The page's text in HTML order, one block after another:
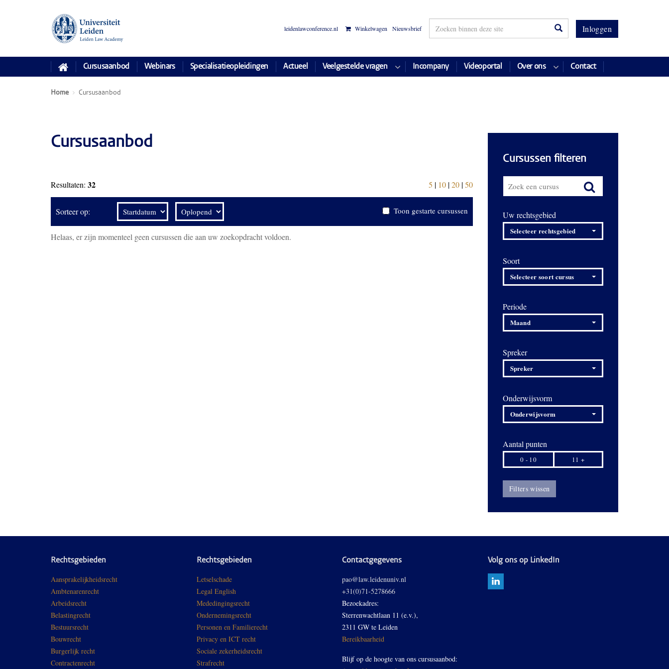
Inloggen
leidenlawconference.nl Winkelwagen Nieuwsbrief
Cursusaanbod Webinars Specialisatieopleidingen Actueel Veelgestelde vragen Incompany Videoportal Over ons Contact
Home Cursusaanbod
Cursusaanbod
Resultaten: 32 5 | 10|20|50
Sorteer op: Toon gestarte cursussen
Helaas, er zijn momenteel geen cursussen die aan uw zoekopdracht voldoen.
Cursussen filteren
Uw rechtsgebied
Selecteer rechtsgebied
Soort
Selecteer soort cursus
Periode
Maand
Spreker
Spreker
Onderwijsvorm
Onderwijsvorm
Aantal punten
0 - 10 11 +
Filters wissen
Rechtsgebieden
Aansprakelijkheidsrecht
Ambtenarenrecht
Arbeidsrecht
Belastingrecht
Bestuursrecht
Bouwrecht
Burgerlijk recht
Contractenrecht
Rechtsgebieden
Letselschade
Legal English
Mededingingsrecht
Ondernemingsrecht
Personen en Familierecht
Privacy en ICT recht
Sociale zekerheidsrecht
Strafrecht
Contactgegevens
pao@law.leidenuniv.nl
+31(0)71-5278666
Bezoekadres:
Sterrenwachtlaan 11 (e.v.),
2311 GW te Leiden
Bereikbaarheid
Blijf op de hoogte van ons cursusaanbod:
Volg ons op LinkedIn